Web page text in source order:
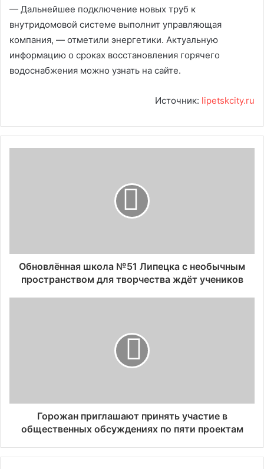
— Дальнейшее подключение новых труб к
внутридомовой системе выполнит управляющая
компания, — отметили энергетики. Актуальную
информацию о сроках восстановления горячего
водоснабжения можно узнать на сайте.
Источник: lipetskcity.ru
Обновлённая школа №51 Липецка с необычным
пространством для творчества ждёт учеников
Горожан приглашают принять участие в
общественных обсуждениях по пяти проектам